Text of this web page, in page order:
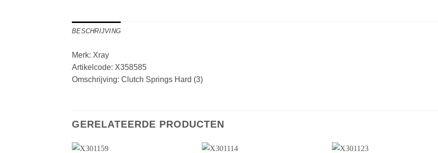
BESCHRIJVING
Merk: Xray
Artikelcode: X358585
Omschrijving: Clutch Springs Hard (3)
GERELATEERDE PRODUCTEN